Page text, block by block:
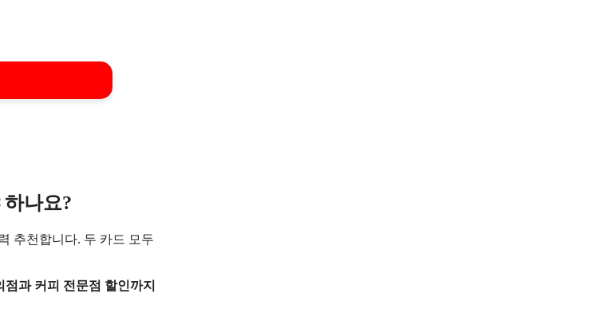
나요?
추천합니다. 두 카드 모두
과 커피 전문점 할인까지